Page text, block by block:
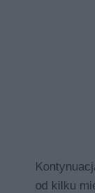
od kilku